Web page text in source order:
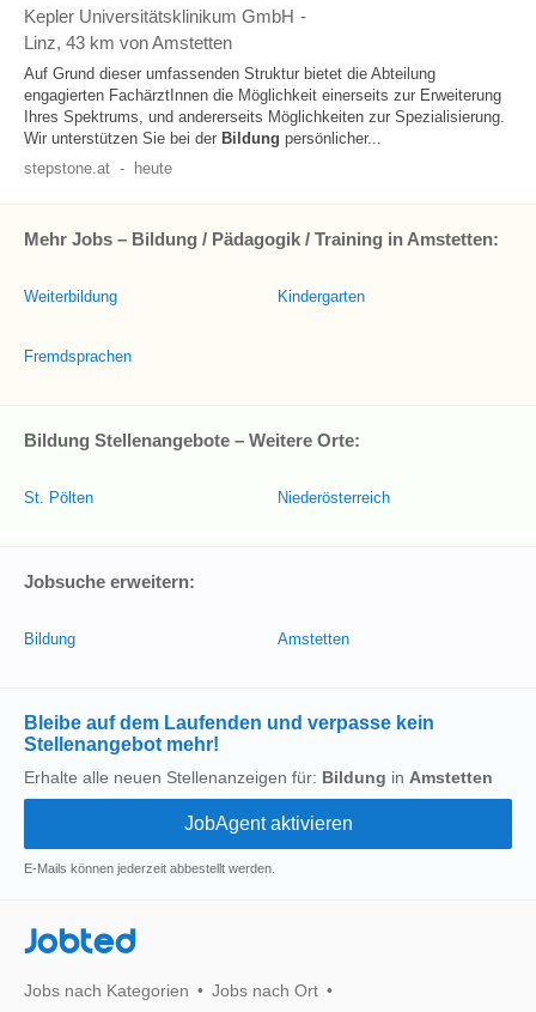
Kepler Universitätsklinikum GmbH -
Linz, 43 km von Amstetten
Auf Grund dieser umfassenden Struktur bietet die Abteilung
engagierten FachärztInnen die Möglichkeit einerseits zur Erweiterung
Ihres Spektrums, und andererseits Möglichkeiten zur Spezialisierung.
Wir unterstützen Sie bei der Bildung persönlicher...
stepstone.at - heute
Mehr Jobs – Bildung / Pädagogik / Training in Amstetten:
Weiterbildung
Fremdsprachen
Kindergarten
Bildung Stellenangebote – Weitere Orte:
St. Pölten Niederösterreich
Jobsuche erweitern:
Bildung Amstetten
Bleibe auf dem Laufenden und verpasse kein
Stellenangebot mehr!
Erhalte alle neuen Stellenanzeigen für: Bildung in Amstetten
E-Mails können jederzeit abbestellt werden.
Jobted
Jobs nach Kategorien Jobs nach Ort